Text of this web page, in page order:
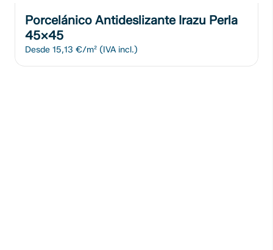
Porcelánico Antideslizante Irazu Perla
45x45
Desde 15,13 €/m² (IVA incl.)